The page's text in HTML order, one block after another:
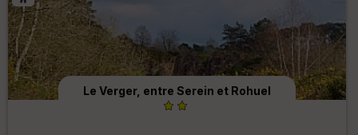
Le Verger, entre Serein et Rohuel